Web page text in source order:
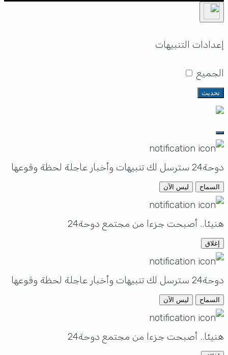
إعدادات التنبيهات
الجميع
تحديث
دوحة24 سترسل لك تنبيهات وأخبار عاجلة لحظة وقوعها
السماح ليس الآن
هنيئا.. أصبحت جزءا من مجتمع دوحة24
إغلاق
دوحة24 سترسل لك تنبيهات وأخبار عاجلة لحظة وقوعها
السماح ليس الآن
هنيئا.. أصبحت جزءا من مجتمع دوحة24